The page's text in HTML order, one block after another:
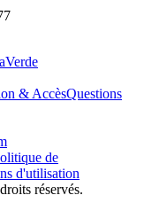
Verde
& AccèsQuestions
de
d'utilisation
réservés.